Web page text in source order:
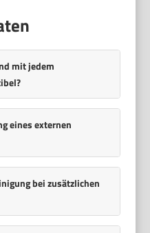
mit jedem
eines externen
bei zusätzlichen